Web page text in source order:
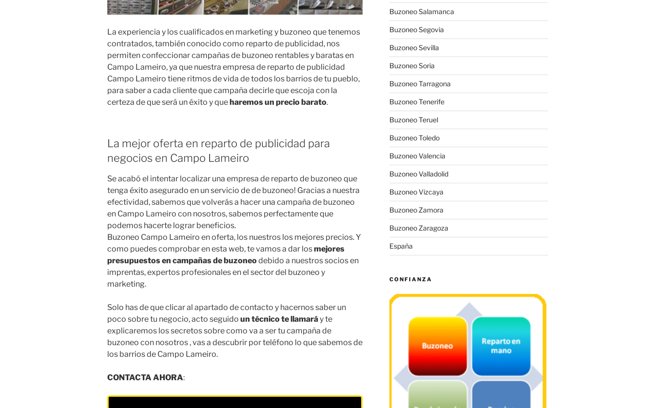
La experiencia y los cualificados en marketing y buzoneo que tenemos
contratados, también conocido como reparto de publicidad, nos
permiten confeccionar campañas de buzoneo rentables y baratas en
Campo Lameiro, ya que nuestra empresa de reparto de publicidad
Campo Lameiro tiene ritmos de vida de todos los barrios de tu pueblo,
para saber a cada cliente que campaña decirle que escoja con la
certeza de que será un éxito y queharemos un precio barato.
La mejor oferta en reparto de publicidad para
negocios en Campo Lameiro
Se acabó el intentar localizar una empresa de reparto de buzoneo que
tenga éxito asegurado en un servicio de de buzoneo! Gracias a nuestra
efectividad, sabemos que volverás a hacer una campaña de buzoneo
en Campo Lameiro con nosotros, sabemos perfectamente que
podemos hacerte lograr beneficios.
Buzoneo Campo Lameiro en oferta, los nuestros los mejores precios. Y
como puedes comprobar en esta web, te vamos a dar losmejores
presupuestos en campañas de buzoneodebido a nuestros socios en
imprentas, expertos profesionales en el sector del buzoneo y
marketing.
Solo has de que clicar al apartado de contacto y hacernos saber un
poco sobre tu negocio, acto seguido un técnico te llamaráy te
explicaremos los secretos sobre como va a ser tu campaña de
buzoneo con nosotros , vas a descubrir por teléfono lo que sabemos de
los barrios de Campo Lameiro.
CONTACTA AHORA:
Buzoneo Salamanca
Buzoneo Segovia
Buzoneo Sevilla
Buzoneo Soria
Buzoneo Tarragona
Buzoneo Tenerife
Buzoneo Teruel
Buzoneo Toledo
Buzoneo Valencia
Buzoneo Valladolid
Buzoneo Vizcaya
Buzoneo Zamora
Buzoneo Zaragoza
España
CONFIANZA